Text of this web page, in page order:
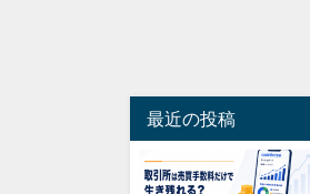
最近の投稿